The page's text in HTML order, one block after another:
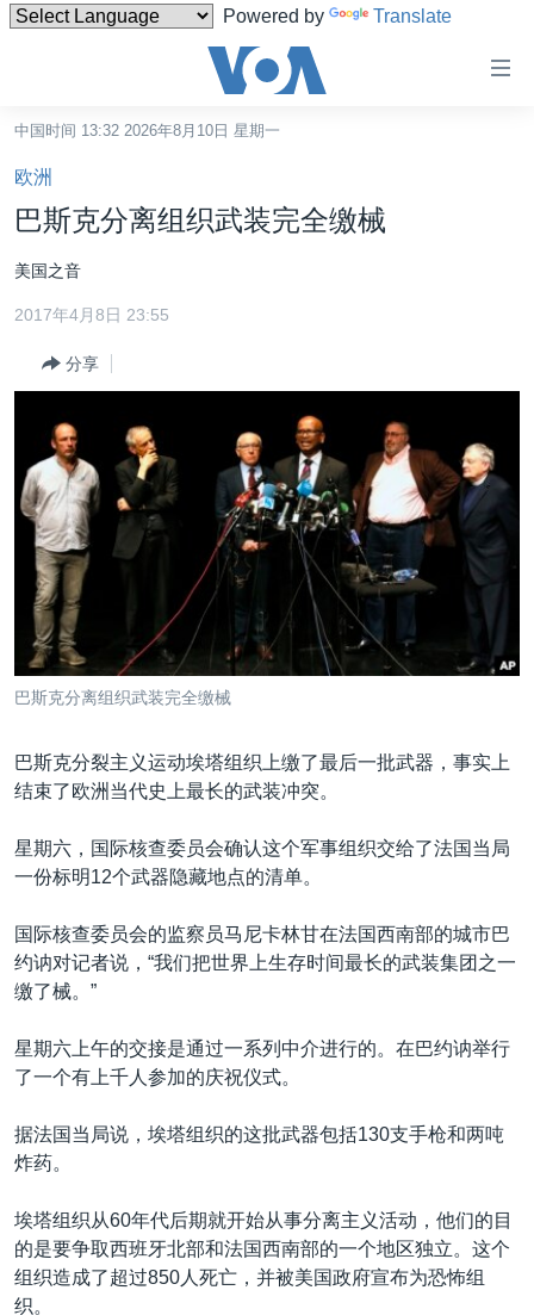
Powered by Translate
碍
链
接
跳
转
内
台湾
港澳
国际
印太
中东
欧洲
非洲
美洲
全球议题
经济·金融·贸易
人权·法律·宗教
科教·文娱·体健
军事
劳工
环境
美中关系
热点专题
白宫要闻
国会报道
美中关系
美国建国250周年
美国之音专访
重要讲话与声明
台海两岸关系
南中国海争端
关注西藏
关注新疆
VOA视频
VOA今日焦点
中文广播
关注我们
其他语言网站
中国时间 13:32 2026年8月10日 星期一
欧洲
巴斯克分离组织武装完全缴械
美国之音
2017年4月8日 23:55
分享
巴斯克分离组织武装完全缴械
巴斯克分裂主义运动埃塔组织上缴了最后一批武器，事实上
结束了欧洲当代史上最长的武装冲突。
星期六，国际核查委员会确认这个军事组织交给了法国当局
一份标明12个武器隐藏地点的清单。
国际核查委员会的监察员马尼卡林甘在法国西南部的城市巴
约讷对记者说，“我们把世界上生存时间最长的武装集团之一
缴了械。”
星期六上午的交接是通过一系列中介进行的。在巴约讷举行
了一个有上千人参加的庆祝仪式。
据法国当局说，埃塔组织的这批武器包括130支手枪和两吨
炸药。
埃塔组织从60年代后期就开始从事分离主义活动，他们的目
的是要争取西班牙北部和法国西南部的一个地区独立。这个
组织造成了超过850人死亡，并被美国政府宣布为恐怖组
织。